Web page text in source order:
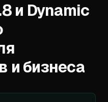
и Dynamic
и бизнеса